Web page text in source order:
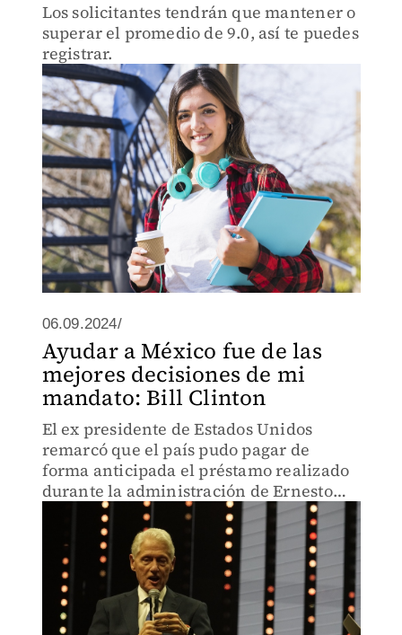
Los solicitantes tendrán que mantener o
superar el promedio de 9.0, así te puedes
registrar.
06.09.2024/
Ayudar a México fue de las
mejores decisiones de mi
mandato: Bill Clinton
El ex presidente de Estados Unidos
remarcó que el país pudo pagar de
forma anticipada el préstamo realizado
durante la administración de Ernesto
Zedillo.